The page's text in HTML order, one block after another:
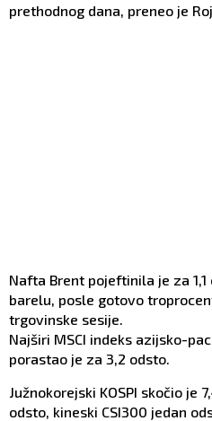
prethodnog dana, preneo je
Nafta Brent pojeftinila je za
barelu, posle gotovo
trgovinske sesije.
Najširi MSCI indeks azijsko-
porastao je za 3,2 odsto.
Južnokorejski KOSPI skočio je
odsto, kineski CSI300 jedan